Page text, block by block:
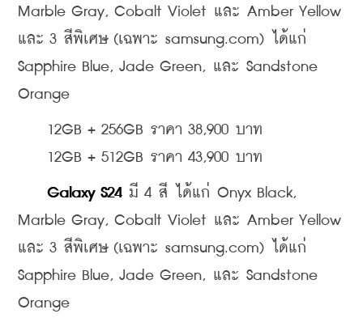
Marble Gray, Cobalt Violet และ Amber Yellow
และ 3 สีพิเศษ (เฉพาะ samsung.com) ได้แก่
Sapphire Blue, Jade Green, และ Sandstone
Orange
12GB + 256GB ราคา 38,900 บาท
12GB + 512GB ราคา 43,900 บาท
Galaxy S24 มี 4 สี ได้แก่ Onyx Black,
Marble Gray, Cobalt Violet และ Amber Yellow
และ 3 สีพิเศษ (เฉพาะ samsung.com) ได้แก่
Sapphire Blue, Jade Green, และ Sandstone
Orange